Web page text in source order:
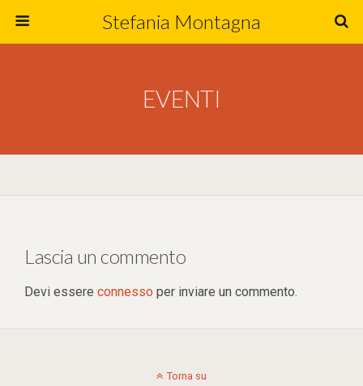
Stefania Montagna
EVENTI
Lascia un commento
Devi essere connesso per inviare un commento.
Torna su